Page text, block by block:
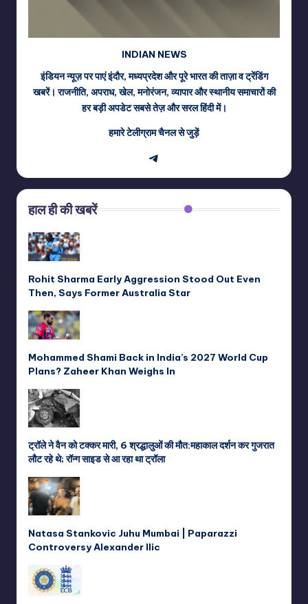
INDIAN NEWS
इंडियन न्यूज़ पर पाएं इंदौर, मध्यप्रदेश और पूरे भारत की ताज़ा व ट्रेंडिंग
खबरें। राजनीति, अपराध, खेल, मनोरंजन, व्यापार और स्थानीय समाचारों की
हर बड़ी अपडेट सबसे तेज़ और सरल हिंदी में।
हमारे टेलीग्राम चैनल से जुड़ें
Telegram
हाल ही की खबरें
Rohit Sharma Early Aggression Stood Out Even
Then, Says Former Australia Star
Mohammed Shami Back in India’s 2027 World Cup
Plans? Zaheer Khan Weighs In
ट्रॉले ने वैन को टक्कर मारी, 6 श्रद्धालुओं की मौत:महाकाल दर्शन कर गुजरात
लौट रहे थे; रॉन्ग साइड से आ रहा था ट्रॉला
Natasa Stankovic Juhu Mumbai | Paparazzi
Controversy Alexander Ilic